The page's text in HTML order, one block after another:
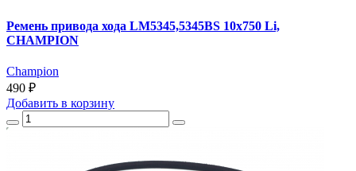
Ремень привода хода LM5345,5345BS 10x750 Li,
CHAMPION
Champion
490 ₽
Добавить в корзину